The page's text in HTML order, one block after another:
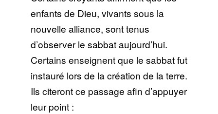
enfants de Dieu, vivants sous la
nouvelle alliance, sont tenus
d’observer le sabbat aujourd’hui.
Certains enseignent que le sabbat fut
instauré lors de la création de la terre.
Ils citeront ce passage afin d’appuyer
leur point :